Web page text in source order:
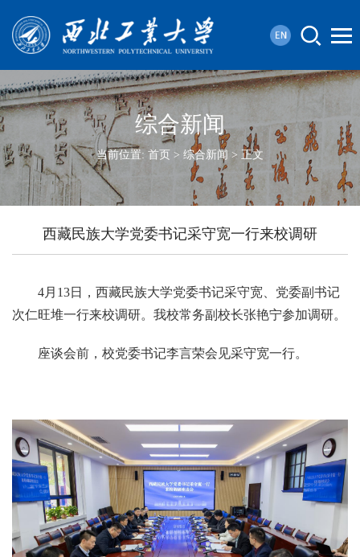
综合新闻
当前位置: 首页 > 综合新闻 > 正文
西藏民族大学党委书记采守宽一行来校调研
4月13日，西藏民族大学党委书记采守宽、党委副书记
次仁旺堆一行来校调研。我校常务副校长张艳宁参加调研。
座谈会前，校党委书记李言荣会见采守宽一行。